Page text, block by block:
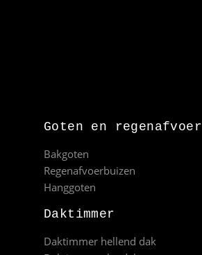
Goten en regenafvoer
Bakgoten
Regenafvoerbuizen
Hanggoten
Daktimmer
Daktimmer hellend dak